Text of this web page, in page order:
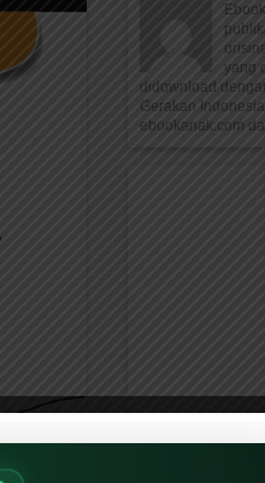
yang
didownload
Gerakan
ebookanak.com